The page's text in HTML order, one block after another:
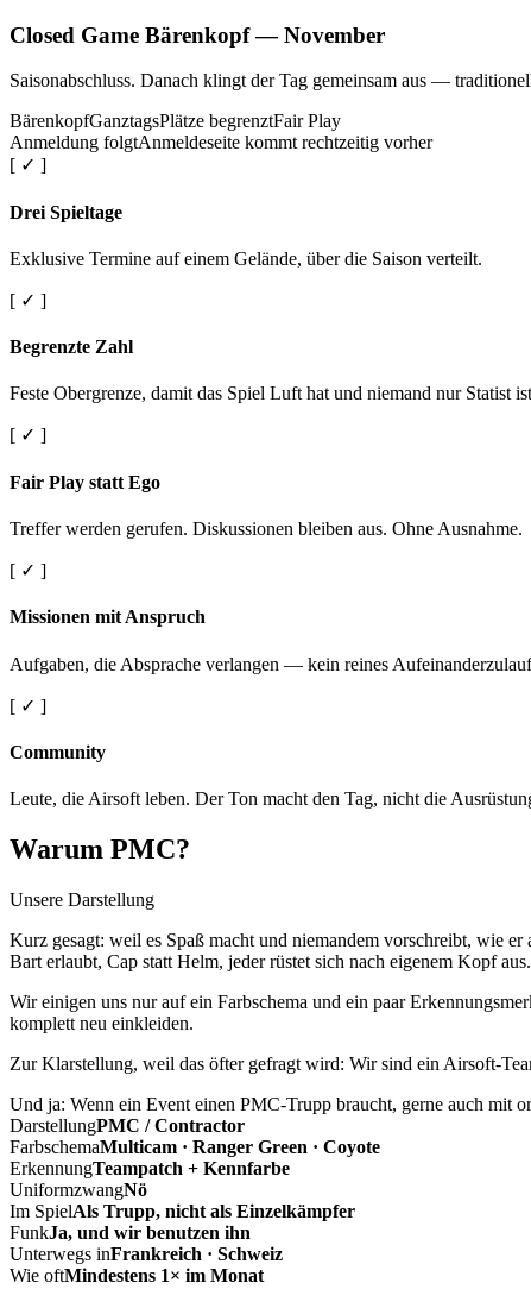
Closed Game Bärenkopf — November
Saisonabschluss. Danach klingt der Tag gemeinsam aus —
BärenkopfGanztagsPlätze begrenztFair Play
Anmeldung folgtAnmeldeseite kommt rechtzeitig vorher
[ ✓ ]
Drei Spieltage
Exklusive Termine auf einem Gelände, über die Saison verteilt.
[ ✓ ]
Begrenzte Zahl
Feste Obergrenze, damit das Spiel Luft hat und niemand nur Statist
[ ✓ ]
Fair Play statt Ego
Treffer werden gerufen. Diskussionen bleiben aus. Ohne Ausnahme.
[ ✓ ]
Missionen mit Anspruch
Aufgaben, die Absprache verlangen — kein reines
[ ✓ ]
Community
Leute, die Airsoft leben. Der Ton macht den Tag, nicht die
Warum PMC?
Unsere Darstellung
Kurz gesagt: weil es Spaß macht und niemandem vorschreibt, wie
Bart erlaubt, Cap statt Helm, jeder rüstet sich nach eigenem Kopf aus.
Wir einigen uns nur auf ein Farbschema und ein paar
komplett neu einkleiden.
Zur Klarstellung, weil das öfter gefragt wird: Wir sind ein Airsoft-
Und ja: Wenn ein Event einen PMC-Trupp braucht, gerne auch
DarstellungPMC / Contractor
FarbschemaMulticam · Ranger Green · Coyote
ErkennungTeampatch + Kennfarbe
UniformzwangNö
Im SpielAls Trupp, nicht als Einzelkämpfer
FunkJa, und wir benutzen ihn
Unterwegs inFrankreich · Schweiz
Wie oftMindestens 1× im Monat